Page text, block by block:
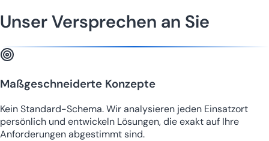
Unser Versprechen an Sie
Maßgeschneiderte Konzepte
Kein Standard-Schema. Wir analysieren jeden Einsatzort
persönlich und entwickeln Lösungen, die exakt auf Ihre
Anforderungen abgestimmt sind.